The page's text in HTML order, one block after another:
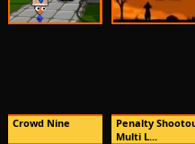
Crowd Nine
Penalty
Multi L...